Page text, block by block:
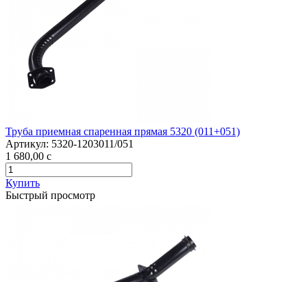
Труба приемная спаренная прямая 5320 (011+051)
Артикул: 5320-1203011/051
1 680,00 c
Купить
Быстрый просмотр